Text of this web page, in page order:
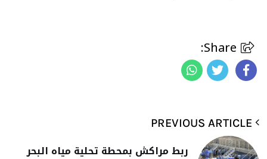
ربط مراكش بمحطة تحلية مياه البحر